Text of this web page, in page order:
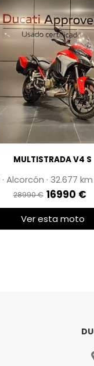
MULTISTRADA V4 S
· Alcorcón · 32.677
28990 € 16990 €
Ver esta moto